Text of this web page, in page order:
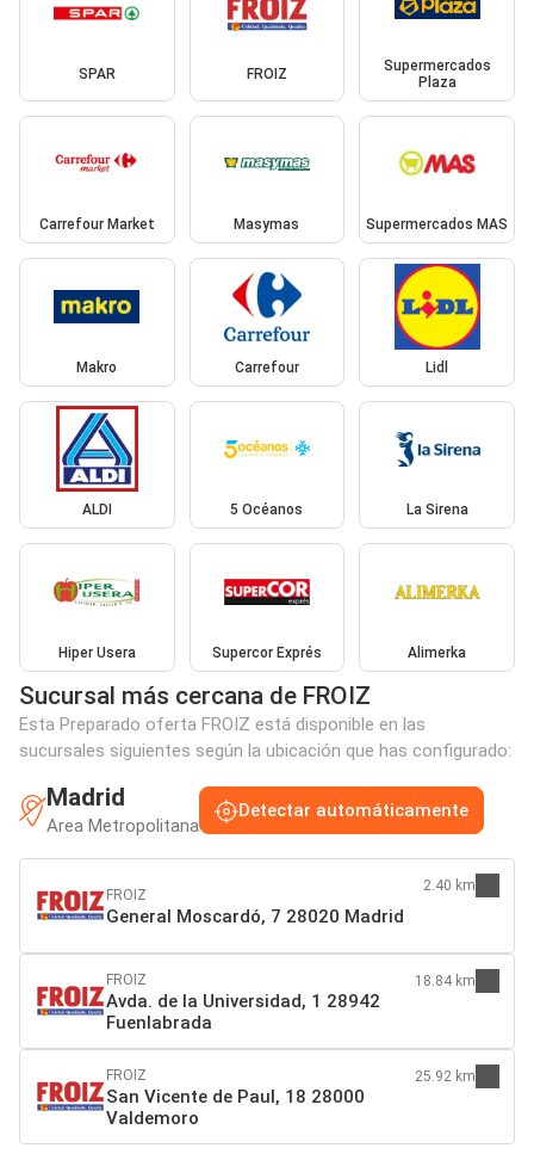
SPAR FROIZ
Supermercados
Plaza
Carrefour Market Masymas Supermercados MAS
Makro Carrefour Lidl
ALDI 5 Océanos La Sirena
Hiper Usera Supercor Exprés Alimerka
Sucursal más cercana de FROIZ
Esta Preparado oferta FROIZ está disponible en las
sucursales siguientes según la ubicación que has configurado:
Madrid
Area Metropolitana
Detectar automáticamente
FROIZ
General Moscardó, 7 28020 Madrid
2.40 km
FROIZ
Avda. de la Universidad, 1 28942
Fuenlabrada
18.84 km
FROIZ
San Vicente de Paul, 18 28000
Valdemoro
25.92 km